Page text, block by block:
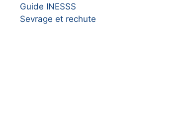
Guide INESSS
Sevrage et rechute